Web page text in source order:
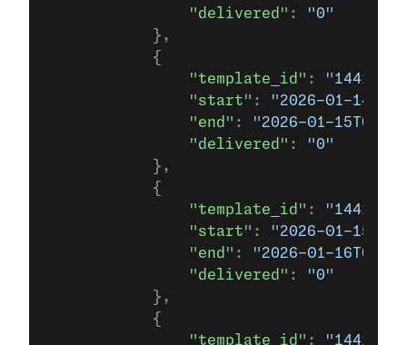
                "delivered"
:
"0"
            },
            {
                "template_id"
:
                "start"
:
"2026-01-
                "end"
:
"2026-01-
                "delivered"
:
"0"
            },
            {
                "template_id"
:
                "start"
:
"2026-01-
                "end"
:
"2026-01-
                "delivered"
:
"0"
            },
            {
                "template_id"
: